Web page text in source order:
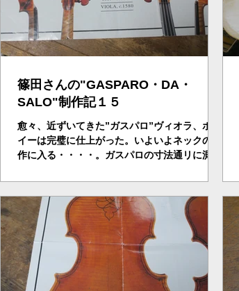
篠田さんの"GASPARO・DA・
SALO"制作記１５
愈々、近ずいてきた”ガスパロ”ヴィオラ、ボデ
イーは完璧に仕上がった。いよいよネックの制
作に入る・・・・。ガスパロの寸法通リに測
ど前のガスパロ、サロ湖のガスパロと言われる
だけに、今、コロナビールスで話題の北イタリ
ー、ロンバルディーのサ...